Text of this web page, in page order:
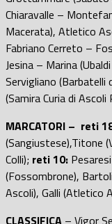
Chiaravalle –
Macerata), Atletico
Fabriano Cerreto –
Jesina – Marina
Servigliano (Barbatelli
(Samira Curia di
MARCATORI – reti
(Sangiustese),Titone
Colli); reti 10:
(Fossombrone),
Ascoli), Galli (Atletico